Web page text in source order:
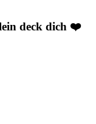
deck dich ❤️